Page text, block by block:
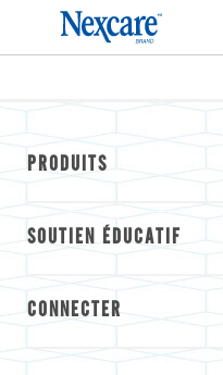
PRODUITS
SOUTIEN ÉDUCATIF
CONNECTER